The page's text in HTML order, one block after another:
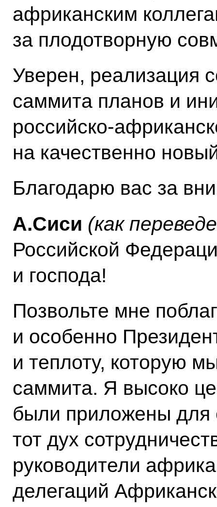
африканским
за плодотворную
Уверен, реализация
саммита планов и
российско-
на качественно
Благодарю вас за
А.Сиси (как
Российской
и господа!
Позвольте мне
и особенно
и теплоту, которую
саммита. Я высоко
были приложены для
тот дух
руководители
делегаций